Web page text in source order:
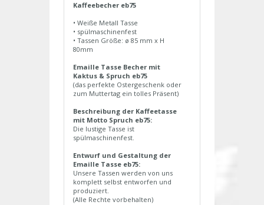
Kaffeebecher eb75
• Weiße Metall Tasse
• spülmaschinenfest
• Tassen Größe: ø 85 mm x H
80mm
Emaille Tasse Becher mit
Kaktus & Spruch eb75
(das perfekte Ostergeschenk oder
zum Muttertag ein tolles Präsent)
Beschreibung der Kaffeetasse
mit Motto Spruch eb75:
Die lustige Tasse ist
spülmaschinenfest.
Entwurf und Gestaltung der
Emaille Tasse eb75:
Unsere Tassen werden von uns
komplett selbst entworfen und
produziert.
(Alle Rechte vorbehalten)